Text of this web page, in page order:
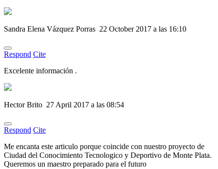
Sandra Elena Vázquez Porras 22 October 2017 a las 16:10
Respond Cite
Excelente información .
Hector Brito 27 April 2017 a las 08:54
Respond Cite
Me encanta este articulo porque coincide con nuestro proyecto de
Ciudad del Conocimiento Tecnologico y Deportivo de Monte Plata.
Queremos un maestro preparado para el futuro